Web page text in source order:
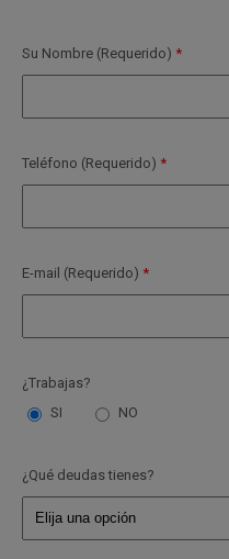
Su Nombre (Requerido)
Teléfono (Requerido)
E-mail (Requerido)
¿Trabajas?
SI
NO
¿Qué deudas tienes?